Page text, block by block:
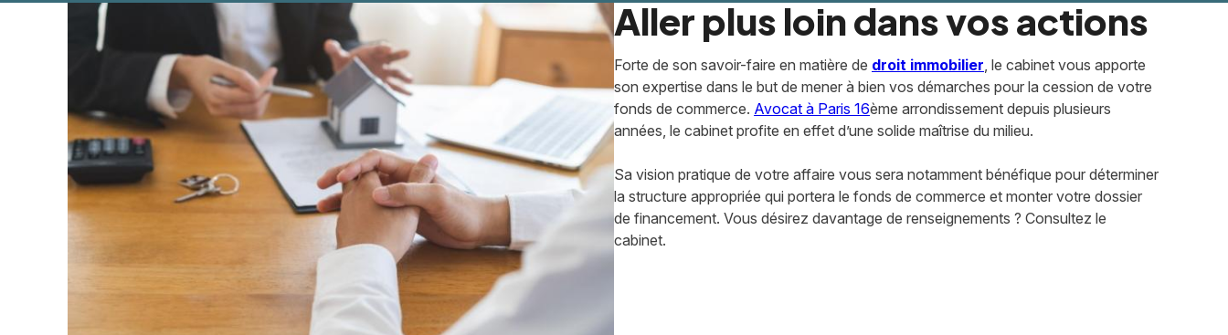
Aller plus loin dans vos actions
Forte de son savoir-faire en matière de droit immobilier, le cabinet vous apporte
son expertise dans le but de mener à bien vos démarches pour la cession de votre
fonds de commerce. Avocat à Paris 16ème arrondissement depuis plusieurs
années, le cabinet profite en effet d’une solide maîtrise du milieu.
Sa vision pratique de votre affaire vous sera notamment bénéfique pour déterminer
la structure appropriée qui portera le fonds de commerce et monter votre dossier
de financement. Vous désirez davantage de renseignements ? Consultez le
cabinet.